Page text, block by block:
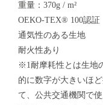
重量：370g / m²
OEKO-TEX® 100認
通気性のある生地
耐火性あり
※1耐摩耗性とは生地
的に数字が大きいほ
て、公共交通機関で